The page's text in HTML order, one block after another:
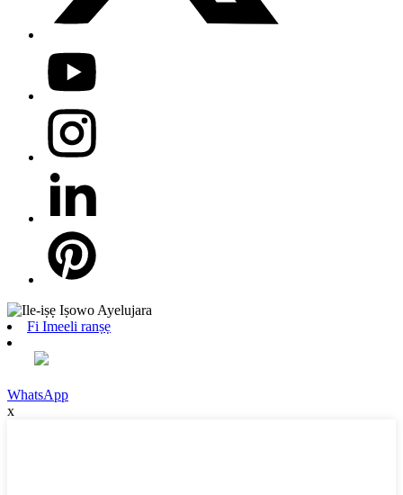
Fi Imeeli ranṣẹ
WhatsApp
x